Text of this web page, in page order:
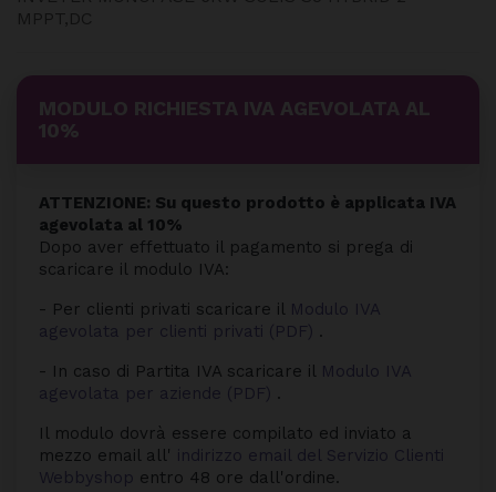
MODULO RICHIESTA IVA AGEVOLATA AL
10%
ATTENZIONE: Su questo prodotto è applicata IVA
agevolata al 10%
Dopo aver effettuato il pagamento si prega di
scaricare il modulo IVA:
- Per clienti privati scaricare il Modulo IVA
agevolata per clienti privati (PDF) .
- In caso di Partita IVA scaricare il Modulo IVA
agevolata per aziende (PDF) .
Il modulo dovrà essere compilato ed inviato a
mezzo email all' indirizzo email del Servizio Clienti
Webbyshop entro 48 ore dall'ordine.